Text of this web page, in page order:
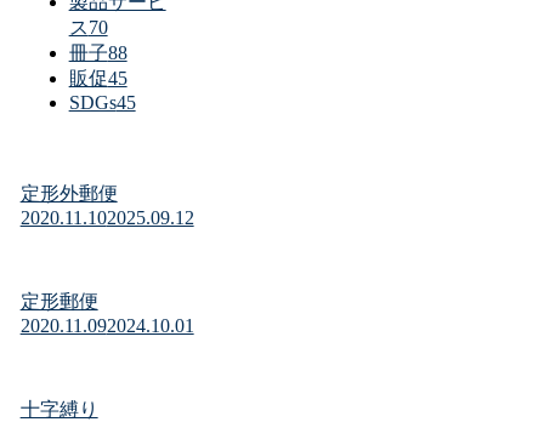
ス70
冊子88
販促45
SDGs45
定形外郵便
2020.11.102025.09.12
定形郵便
2020.11.092024.10.01
十字縛り